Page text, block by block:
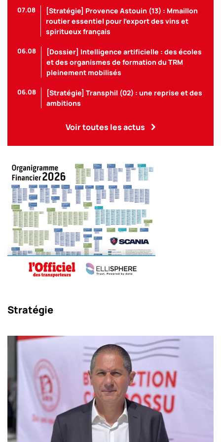
07.08
[Stratégie] Provence Astouin (13) : Mmaillon
routier essentiel pour l’export des vins et
spiritueux français
06.08
[Dossier] Intelligence artificielle : des écoles
et des organismes de formation du TRM
pleinement mobilisés
06.08
[Stratégie] Transphil (02) : une reprise et des
ambitions
Voir toutes les actus
Stratégie